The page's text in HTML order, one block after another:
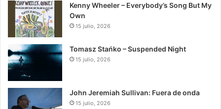
Kenny Wheeler – Everybody’s Song But My
Own
15 julio, 2026
Tomasz Stańko – Suspended Night
15 julio, 2026
John Jeremiah Sullivan: Fuera de onda
15 julio, 2026